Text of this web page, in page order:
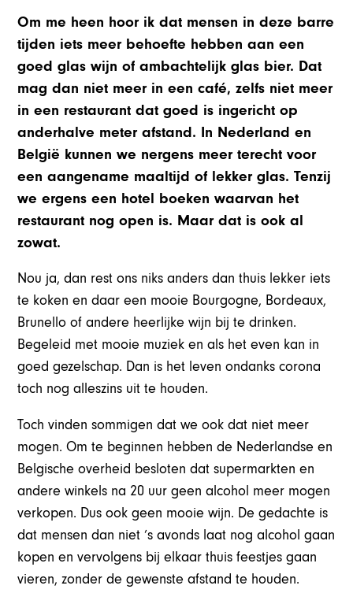
Om me heen hoor ik dat mensen in deze barre
tijden iets meer behoefte hebben aan een
goed glas wijn of ambachtelijk glas bier. Dat
mag dan niet meer in een café, zelfs niet meer
in een restaurant dat goed is ingericht op
anderhalve meter afstand. In Nederland en
België kunnen we nergens meer terecht voor
een aangename maaltijd of lekker glas. Tenzij
we ergens een hotel boeken waarvan het
restaurant nog open is. Maar dat is ook al
zowat.
Nou ja, dan rest ons niks anders dan thuis lekker iets
te koken en daar een mooie Bourgogne, Bordeaux,
Brunello of andere heerlijke wijn bij te drinken.
Begeleid met mooie muziek en als het even kan in
goed gezelschap. Dan is het leven ondanks corona
toch nog alleszins uit te houden.
Toch vinden sommigen dat we ook dat niet meer
mogen. Om te beginnen hebben de Nederlandse en
Belgische overheid besloten dat supermarkten en
andere winkels na 20 uur geen alcohol meer mogen
verkopen. Dus ook geen mooie wijn. De gedachte is
dat mensen dan niet ’s avonds laat nog alcohol gaan
kopen en vervolgens bij elkaar thuis feestjes gaan
vieren, zonder de gewenste afstand te houden.